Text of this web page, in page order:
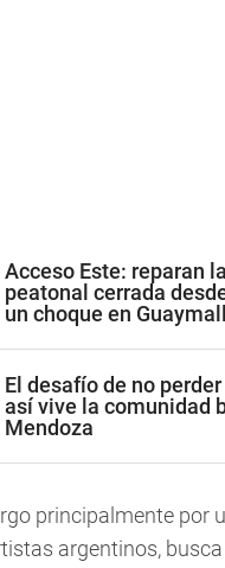
Acceso Este: reparan
peatonal cerrada
un choque en
El desafío de no
así vive la comunidad
Mendoza
principalmente por
argentinos,